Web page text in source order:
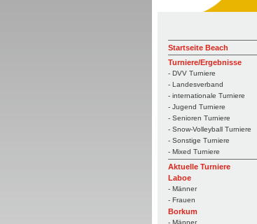
Startseite Beach
Turniere/Ergebnisse
- DVV Turniere
- Landesverband
- internationale Turniere
- Jugend Turniere
- Senioren Turniere
- Snow-Volleyball Turniere
- Sonstige Turniere
- Mixed Turniere
Aktuelle Turniere
Laboe
- Männer
- Frauen
Borkum
- Männer